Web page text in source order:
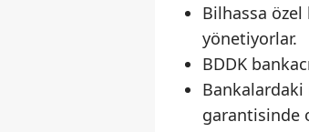
Bilhassa özel
yönetiyorlar.
BDDK
Bankalardaki
garantisinde